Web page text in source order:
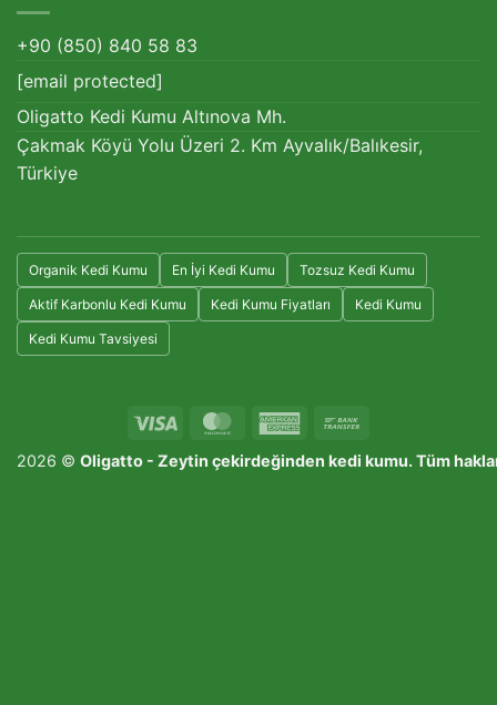
+90 (850) 840 58 83
[email protected]
Oligatto Kedi Kumu Altınova Mh.
Çakmak Köyü Yolu Üzeri 2. Km Ayvalık/Balıkesir,
Türkiye
Organik Kedi Kumu En İyi Kedi Kumu Tozsuz Kedi Kumu
Aktif Karbonlu Kedi Kumu Kedi Kumu Fiyatları Kedi Kumu
Kedi Kumu Tavsiyesi
Visa MasterCardAmerican
2026 © Oligatto - Zeytin çekirdeğinden kedi kumu. Tüm